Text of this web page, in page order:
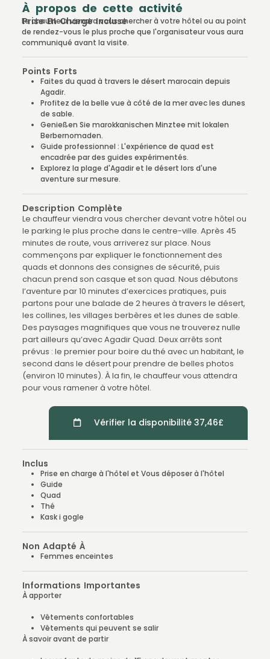
À propos de cette activité
Prise En Charge Incluse
Le chauffeur viendra vous chercher à votre hôtel ou au point
de rendez-vous le plus proche que l'organisateur vous aura
communiqué avant la visite.
Points Forts
Faites du quad à travers le désert marocain depuis
Agadir.
Profitez de la belle vue à côté de la mer avec les dunes
de sable.
Genießen Sie marokkanischen Minztee mit lokalen
Berbernomaden.
Guide professionnel : L'expérience de quad est
encadrée par des guides expérimentés.
Explorez la plage d'Agadir et le désert lors d'une
aventure sur mesure.
Description Complète
Le chauffeur viendra vous chercher devant votre hôtel ou
le parking le plus proche dans le centre-ville. Après 45
minutes de route, vous arriverez sur place. Nous
commençons par expliquer le fonctionnement des
quads et donnons des consignes de sécurité, puis
chacun prend son casque et son quad. Nous débutons
l’aventure par 10 minutes d’exercices pratiques, puis
partons pour une balade de 2 heures à travers le désert,
les collines, les villages berbères et les dunes de sable.
Des paysages magnifiques que vous ne trouverez nulle
part ailleurs qu’avec Agadir Quad. Deux arrêts sont
prévus : le premier pour boire du thé avec un habitant, le
second dans le désert pour prendre de belles photos
(environ 10 minutes). À la fin, le chauffeur vous attendra
pour vous ramener à votre hôtel.
Vérifier la disponibilité 37,46£
Inclus
Prise en charge à l'hôtel et Vous déposer à l'hôtel
Guide
Quad
Thé
Kask i gogle
Non Adapté À
Femmes enceintes
Informations Importantes
À apporter
Vêtements confortables
Vêtements qui peuvent se salir
À savoir avant de partir